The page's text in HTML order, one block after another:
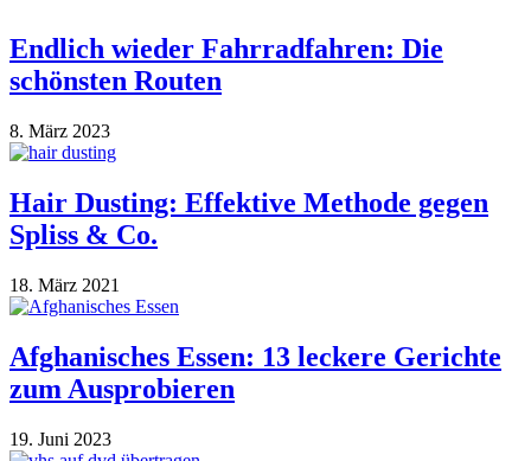
Endlich wieder Fahrradfahren: Die
schönsten Routen
8. März 2023
Hair Dusting: Effektive Methode gegen
Spliss & Co.
18. März 2021
Afghanisches Essen: 13 leckere Gerichte
zum Ausprobieren
19. Juni 2023